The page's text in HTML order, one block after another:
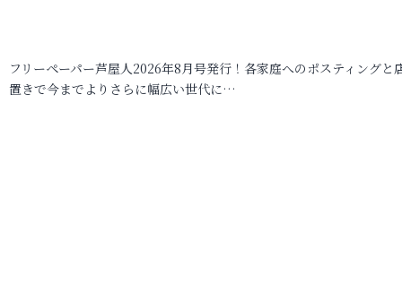
フリーペーパー芦屋人2026年8月号発行！各家庭へのポスティングと
置きで今までよりさらに幅広い世代に…